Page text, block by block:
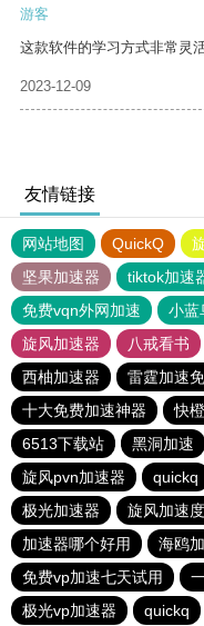
游客
这款软件的学习方式非常灵
2023-12-09
友情链接
网站地图 QuickQ
坚果加速器
tiktok加速
免费vqn外网加速
小蓝
旋风加速器
八戒看书
西柚加速器
雷霆加速
十大免费加速神器
快
6513下载站
黑洞加速
旋风pvn加速器
quickq
极光加速器
旋风加速
加速器哪个好用
海鸥
免费vp加速七天试用
极光vp加速器
quickq